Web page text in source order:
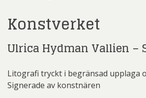
Konstverket
Ulrica Hydman Vallien –
Litografi tryckt i begränsad upplaga
Signerade av konstnären